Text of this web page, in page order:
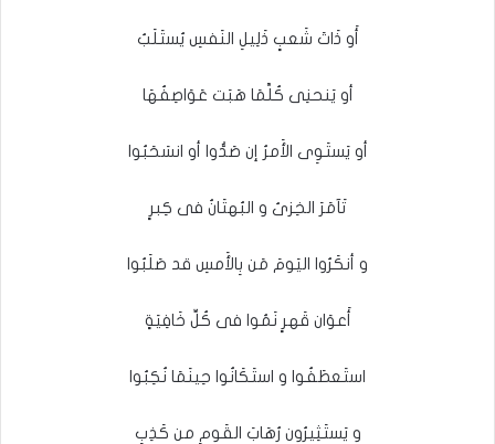
أَو ذَاتَ شَعبٍ ذَلِيلِ النَفسِ يُستَلَبُ
أو يَنحنِى كُلَّمَا هَبَت عَوَاصِفُهَا
أو يَستَوِى الأَمرُ إن صَدُّوا أو انسَحَبُوا
تَآمَرَ الخِزىُ و البُهتَانُ فى كِبرٍ
و أنكَرُوا اليَومَ مَن بِالأَمسِ قد صَلَبُوا
أَعوَان قَهرٍ نَمُوا فى كُلِّ خَافِيَةٍ
استَعطَفُوا و استَكَانُوا حِينَمَا نُكِبُوا
و يَستَثِيرُون رُهَابَ القَومِ من كَذِبٍ